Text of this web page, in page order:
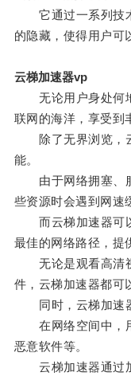
它通过一系列技术
的隐藏，使得用户可
云梯加速器vp
无论用户身处何地
联网的海洋，享受到
除了无界浏览，云
能。
由于网络拥塞、服
些资源时会遇到网速
而云梯加速器可以
最佳的网络路径，提
无论是观看高清视
件，云梯加速器都可
同时，云梯加速器
在网络空间中，用
恶意软件等。
云梯加速器通过加